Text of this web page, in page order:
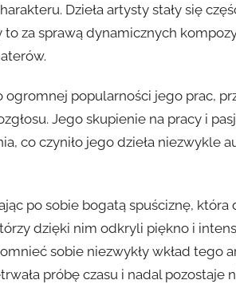
Dzieła artysty stały się
za sprawą dynamicznych
popularności jego prac,
Jego skupienie na pracy i
co czyniło jego dzieła niezwykle
po sobie bogatą spuściznę, która
dzięki nim odkryli piękno i
sobie niezwykły wkład tego
próbę czasu i nadal pozostaje